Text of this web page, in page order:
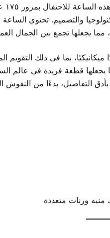
والتصميم. تحتوي
يجعلها تجمع بين الجمال
الساعة هو احتواؤها على ٢٠ تعقيدًا ميكانيكيًا، بما في ذلك
يجعلها قطعة فريدة في عالم
التفاصيل، بدءًا من النقوش